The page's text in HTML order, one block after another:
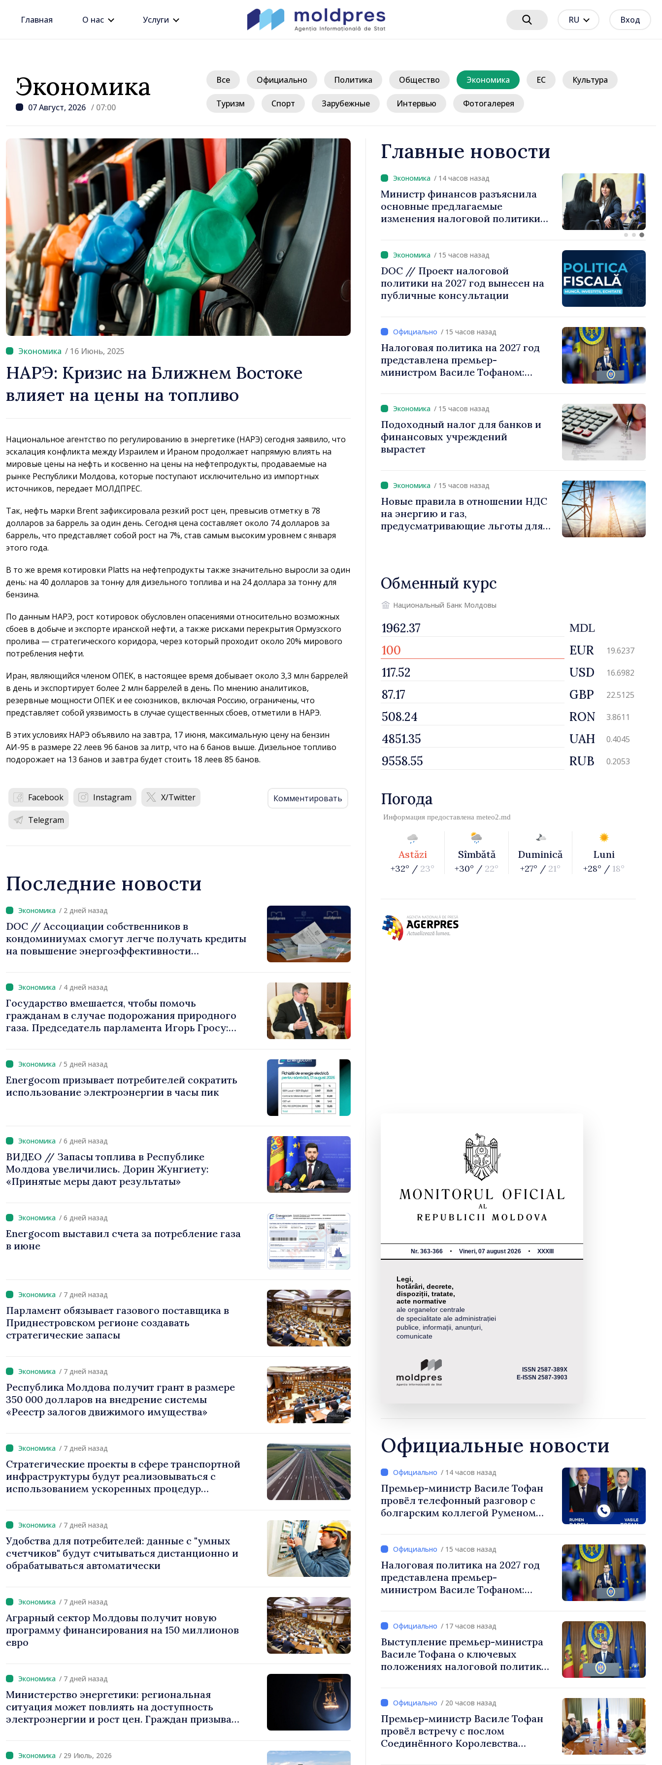
Главная О нас Услуги RU Вход
Экономика
07 Август, 2026 / 07:00
Все Официально Политика Общество Экономика ЕС Культура
Туризм Спорт Зарубежные Интервью Фотогалерея
/ 16 Июнь, 2025
НАРЭ: Кризис на Ближнем Востоке
влияет на цены на топливо
Национальное агентство по регулированию в энергетике (НАРЭ) сегодня заявило, что
эскалация конфликта между Израилем и Ираном продолжает напрямую влиять на
мировые цены на нефть и косвенно на цены на нефтепродукты, продаваемые на
рынке Республики Молдова, которые поступают исключительно из импортных
источников, передает МОЛДПРЕС.
Так, нефть марки Brent зафиксировала резкий рост цен, превысив отметку в 78
долларов за баррель за один день. Сегодня цена составляет около 74 долларов за
баррель, что представляет собой рост на 7%, став самым высоким уровнем с января
этого года.
В то же время котировки Platts на нефтепродукты также значительно выросли за один
день: на 40 долларов за тонну для дизельного топлива и на 24 доллара за тонну для
бензина.
По данным НАРЭ, рост котировок обусловлен опасениями относительно возможных
сбоев в добыче и экспорте иранской нефти, а также рисками перекрытия Ормузского
пролива — стратегического коридора, через который проходит около 20% мирового
потребления нефти.
Иран, являющийся членом ОПЕК, в настоящее время добывает около 3,3 млн баррелей
в день и экспортирует более 2 млн баррелей в день. По мнению аналитиков,
резервные мощности ОПЕК и ее союзников, включая Россию, ограничены, что
представляет собой уязвимость в случае существенных сбоев, отметили в НАРЭ.
В этих условиях НАРЭ объявило на завтра, 17 июня, максимальную цену на бензин
АИ-95 в размере 22 леев 96 банов за литр, что на 6 банов выше. Дизельное топливо
подорожает на 13 банов и завтра будет стоить 18 леев 85 банов.
Facebook Instagram X/Twitter
Telegram
Комментировать
Последние новости
/ 2 дней назад
DOC // Ассоциации собственников в
кондоминиумах смогут легче получать кредиты
на повышение энергоэффективности
/ 4 дней назад
Государство вмешается, чтобы помочь
гражданам в случае подорожания природного
газа. Председатель парламента Игорь Гросу:
цен»
/ 5 дней назад
Energocom призывает потребителей сократить
использование электроэнергии в часы пик
/ 6 дней назад
ВИДЕО // Запасы топлива в Республике
Молдова увеличились. Дорин Жунгиету:
«Принятые меры дают результаты»
/ 6 дней назад
Energocom выставил счета за потребление газа
в июне
/ 7 дней назад
Парламент обязывает газового поставщика в
Приднестровском регионе создавать
стратегические запасы
/ 7 дней назад
Республика Молдова получит грант в размере
350 000 долларов на внедрение системы
«Реестр залогов движимого имущества»
/ 7 дней назад
Стратегические проекты в сфере транспортной
инфраструктуры будут реализовываться с
использованием ускоренных процедур
/ 7 дней назад
Удобства для потребителей: данные с "умных
счетчиков" будут считываться дистанционно и
обрабатываться автоматически
/ 7 дней назад
Аграрный сектор Молдовы получит новую
программу финансирования на 150 миллионов
евро
/ 7 дней назад
Министерство энергетики: региональная
ситуация может повлиять на доступность
электроэнергии и рост цен. Граждан призывают
/ 29 Июль, 2026
Главные новости
/ 14 часов назад
Премьер Василе Тофан: «Задача
этого правительства — сдержать
рост цен на недвижимость»
/ 14 часов назад
Министр финансов разъяснила
основные предлагаемые
изменения налоговой политики
/ 15 часов назад
DOC // Проект налоговой
политики на 2027 год вынесен на
публичные консультации
/ 15 часов назад
Налоговая политика на 2027 год
представлена премьер-
министром Василе Тофаном:
инвестиций и более справедливое
налогообложение
/ 15 часов назад
Подоходный налог для банков и
финансовых учреждений
вырастет
/ 15 часов назад
Новые правила в отношении НДС
на энергию и газ,
предусматривающие льготы для
Обменный курс
Национальный Банк Молдовы
MDL
EUR 19.6237
USD 16.6982
GBP 22.5125
RON 3.8611
UAH 0.4045
RUB 0.2053
Погода
Информация предоставлена meteo2.md
Astăzi
+32° / 23°
Sîmbătă
+30° / 22°
Duminică
+27° / 21°
Luni
+28° / 18°
Nr. 363-366 Vineri, 07 august 2026 XXXIII
Legi,
hotărâri, decrete,
dispoziții, tratate,
acte normative
ale organelor centrale
de specialitate ale administrației
publice, informații, anunțuri,
comunicate
ISSN 2587-389X
E-ISSN 2587-3903
Официальные новости
/ 14 часов назад
Премьер-министр Василе Тофан
провёл телефонный разговор с
болгарским коллегой Руменом
/ 15 часов назад
Налоговая политика на 2027 год
представлена премьер-
министром Василе Тофаном:
инвестиций и более справедливое
налогообложение
/ 17 часов назад
Выступление премьер-министра
Василе Тофана о ключевых
положениях налоговой политики
/ 20 часов назад
Премьер-министр Василе Тофан
провёл встречу с послом
Соединённого Королевства